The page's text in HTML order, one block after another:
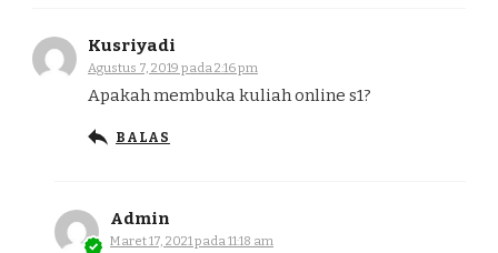
Kusriyadi
Agustus 7, 2019 pada 2:16 pm
Apakah membuka kuliah online s1?
BALAS
Admin
Maret 17, 2021 pada 11:18 am